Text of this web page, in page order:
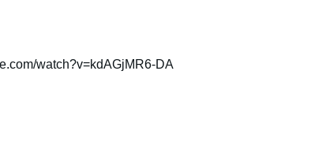
watch?v=kdAGjMR6-DA